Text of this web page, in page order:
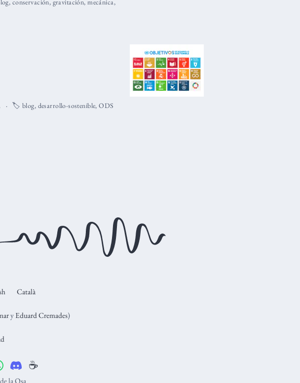
, conservación, gravitación,mecánica,
🏷️blog, desarrollo-sostenible,ODS
Català
yEduard Cremades)
☕️
la Osa